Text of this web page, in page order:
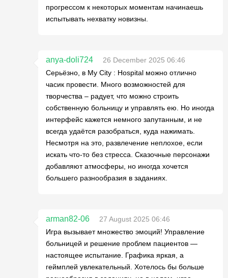
прогрессом к некоторых моментам начинаешь
испытывать нехватку новизны.
anya-doli724
26 December 2025 06:46
Серьёзно, в My City : Hospital можно отлично
часик провести. Много возможностей для
творчества – радует, что можно строить
собственную больницу и управлять ею. Но иногда
интерфейс кажется немного запутанным, и не
всегда удаётся разобраться, куда нажимать.
Несмотря на это, развлечение неплохое, если
искать что-то без стресса. Сказочные персонажи
добавляют атмосферы, но иногда хочется
большего разнообразия в заданиях.
arman82-06
27 August 2025 06:46
Игра вызывает множество эмоций! Управление
больницей и решение проблем пациентов —
настоящее испытание. Графика яркая, а
геймплей увлекательный. Хотелось бы больше